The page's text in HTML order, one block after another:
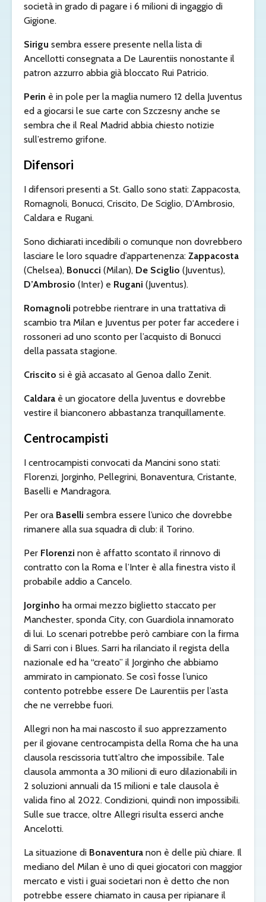
società in grado di pagare i 6 milioni di ingaggio di
Gigione.
Sirigu sembra essere presente nella lista di
Ancellotti consegnata a De Laurentiis nonostante il
patron azzurro abbia già bloccato Rui Patricio.
Perin è in pole per la maglia numero 12 della Juventus
ed a giocarsi le sue carte con Szczesny anche se
sembra che il Real Madrid abbia chiesto notizie
sull’estremo grifone.
Difensori
I difensori presenti a St. Gallo sono stati: Zappacosta,
Romagnoli, Bonucci, Criscito, De Sciglio, D’Ambrosio,
Caldara e Rugani.
Sono dichiarati incedibili o comunque non dovrebbero
lasciare le loro squadre d’appartenenza: Zappacosta
(Chelsea), Bonucci (Milan), De Sciglio (Juventus),
D’Ambrosio (Inter) e Rugani (Juventus).
Romagnoli potrebbe rientrare in una trattativa di
scambio tra Milan e Juventus per poter far accedere i
rossoneri ad uno sconto per l’acquisto di Bonucci
della passata stagione.
Criscito si è già accasato al Genoa dallo Zenit.
Caldara è un giocatore della Juventus e dovrebbe
vestire il bianconero abbastanza tranquillamente.
Centrocampisti
I centrocampisti convocati da Mancini sono stati:
Florenzi, Jorginho, Pellegrini, Bonaventura, Cristante,
Baselli e Mandragora.
Per ora Baselli sembra essere l’unico che dovrebbe
rimanere alla sua squadra di club: il Torino.
Per Florenzi non è affatto scontato il rinnovo di
contratto con la Roma e l’Inter è alla finestra visto il
probabile addio a Cancelo.
Jorginho ha ormai mezzo biglietto staccato per
Manchester, sponda City, con Guardiola innamorato
di lui. Lo scenari potrebbe però cambiare con la firma
di Sarri con i Blues. Sarri ha rilanciato il regista della
nazionale ed ha “creato” il Jorginho che abbiamo
ammirato in campionato. Se così fosse l’unico
contento potrebbe essere De Laurentiis per l’asta
che ne verrebbe fuori.
Allegri non ha mai nascosto il suo apprezzamento
per il giovane centrocampista della Roma che ha una
clausola rescissoria tutt’altro che impossibile. Tale
clausola ammonta a 30 milioni di euro dilazionabili in
2 soluzioni annuali da 15 milioni e tale clausola è
valida fino al 2022. Condizioni, quindi non impossibili.
Sulle sue tracce, oltre Allegri risulta esserci anche
Ancelotti.
La situazione di Bonaventura non è delle più chiare. Il
mediano del Milan è uno di quei giocatori con maggior
mercato e visti i guai societari non è detto che non
potrebbe essere chiamato in causa per ripianare il